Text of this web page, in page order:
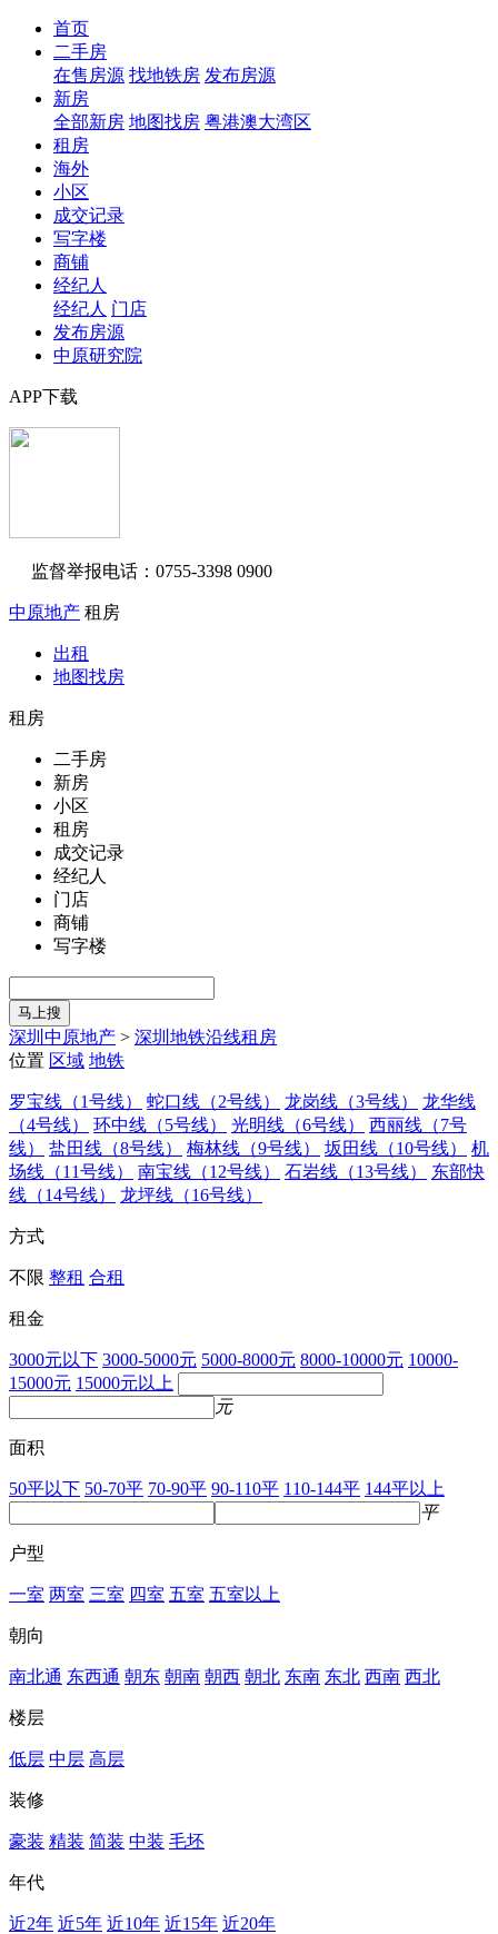
首页
二手房
在售房源 找地铁房 发布房源
新房
全部新房 地图找房 粤港澳大湾区
租房
海外
小区
成交记录
写字楼
商铺
经纪人
经纪人 门店
发布房源
中原研究院
APP下载
监督举报电话：0755-3398 0900
中原地产 租房
出租
地图找房
租房
二手房
新房
小区
租房
成交记录
经纪人
门店
商铺
写字楼
马上搜
深圳中原地产 > 深圳地铁沿线租房
位置 区域 地铁
罗宝线（1号线） 蛇口线（2号线） 龙岗线（3号线）
龙华线
（4号线）
环中线（5号线） 光明线（6号线）
西丽线（7号
线）
盐田线（8号线） 梅林线（9号线） 坂田线（10号线）
机
场线（11号线）
南宝线（12号线） 石岩线（13号线）
东部快
线（14号线）
龙坪线（16号线）
方式
不限 整租 合租
租金
3000元以下 3000-5000元 5000-8000元 8000-10000元 10000-
15000元 15000元以上
元
面积
50平以下 50-70平 70-90平 90-110平 110-144平 144平以上
平
户型
一室 两室 三室 四室 五室 五室以上
朝向
南北通 东西通 朝东 朝南 朝西 朝北 东南 东北 西南 西北
楼层
低层 中层 高层
装修
豪装 精装 简装 中装 毛坯
年代
近2年 近5年 近10年 近15年 近20年